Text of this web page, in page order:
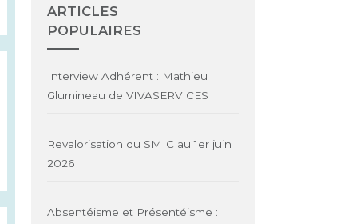
ARTICLES
POPULAIRES
Interview Adhérent : Mathieu
Glumineau de VIVASERVICES
Revalorisation du SMIC au 1er juin
2026
Absentéisme et Présentéisme :